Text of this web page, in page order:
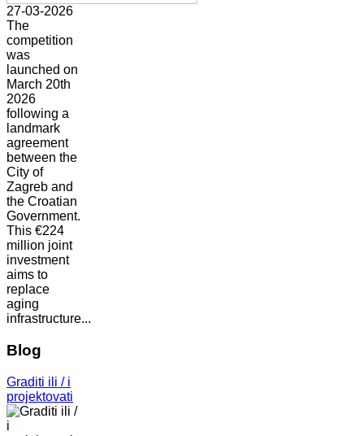
27-03-2026
The
competition
was
launched on
March 20th
2026
following a
landmark
agreement
between the
City of
Zagreb and
the Croatian
Government.
This €224
million joint
investment
aims to
replace
aging
infrastructure...
Blog
Graditi ili / i
projektovati